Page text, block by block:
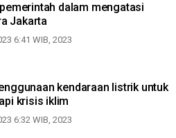
dalam mengatasi
Jakarta
6:41 WIB, 2023
kendaraan listrik untuk
krisis iklim
6:32 WIB, 2023